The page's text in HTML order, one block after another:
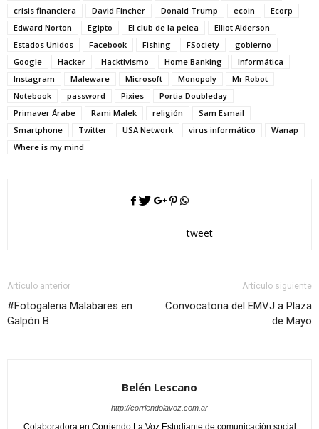
crisis financiera
David Fincher Donald Trump ecoin
Ecorp
Edward Norton
Egipto El club de la pelea
Elliot Alderson
Estados Unidos
Facebook Fishing FSociety
gobierno
Google
Hacker Hacktivismo Home Banking
Informática
Instagram
Maleware Microsoft Monopoly
Mr Robot
Notebook
password Pixies
Portia Doubleday
Primaver Árabe
Rami Malek religión
Sam Esmail
Smartphone
Twitter USA Network virus informático
Wanap
Where is my mind
tweet
Artículo anterior
#Fotogaleria Malabares en
Galpón B
Artículo siguiente
Convocatoria del EMVJ a Plaza
de Mayo
Belén Lescano
http://corriendolavoz.com.ar
Colaboradora en Corriendo La Voz Estudiante de comunicación social